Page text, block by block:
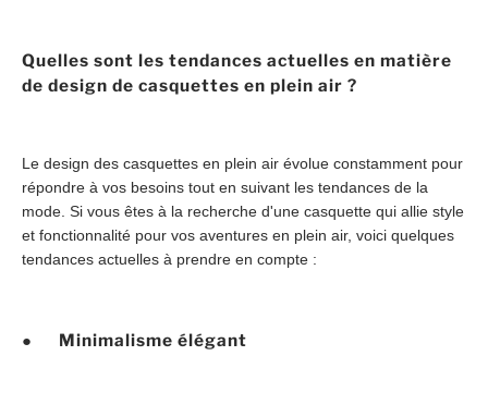
Quelles sont les tendances actuelles en matière
de design de casquettes en plein air ?
Le design des casquettes en plein air évolue constamment pour
répondre à vos besoins tout en suivant les tendances de la
mode. Si vous êtes à la recherche d'une casquette qui allie style
et fonctionnalité pour vos aventures en plein air, voici quelques
tendances actuelles à prendre en compte :
● Minimalisme élégant